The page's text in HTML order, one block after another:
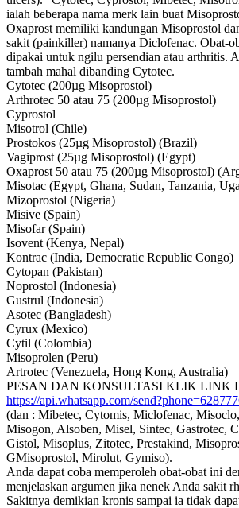
ialah beberapa nama merk lain buat
Oxaprost memiliki kandungan Misoprostol
sakit (painkiller) namanya Diclofenac. Obat-
dipakai untuk ngilu persendian atau arthritis.
tambah mahal dibanding Cytotec.
Cytotec (200µg Misoprostol)
Arthrotec 50 atau 75 (200µg Misoprostol)
Cyprostol
Misotrol (Chile)
Prostokos (25µg Misoprostol) (Brazil)
Vagiprost (25µg Misoprostol) (Egypt)
Oxaprost 50 atau 75 (200µg Misoprostol)
Misotac (Egypt, Ghana, Sudan, Tanzania,
Mizoprostol (Nigeria)
Misive (Spain)
Misofar (Spain)
Isovent (Kenya, Nepal)
Kontrac (India, Democratic Republic Congo)
Cytopan (Pakistan)
Noprostol (Indonesia)
Gustrul (Indonesia)
Asotec (Bangladesh)
Cyrux (Mexico)
Cytil (Colombia)
Misoprolen (Peru)
Artrotec (Venezuela, Hong Kong, Australia)
PESAN DAN KONSULTASI KLIK LINK
https://api.whatsapp.com/
(dan : Mibetec, Cytomis, Miclofenac,
Misogon, Alsoben, Misel, Sintec, Gastrotec,
Gistol, Misoplus, Zitotec, Prestakind,
GMisoprostol, Mirolut, Gymiso).
Anda dapat coba memperoleh obat-obat ini
menjelaskan argumen jika nenek Anda sakit
Sakitnya demikian kronis sampai ia tidak